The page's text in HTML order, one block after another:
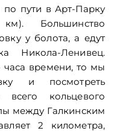
по пути в Арт-Парку
Большинство
у болота, а едут
Никола-Ленивец.
часа времени, то мы
и посмотреть
кольцевого
между Галкинским
2 километра,